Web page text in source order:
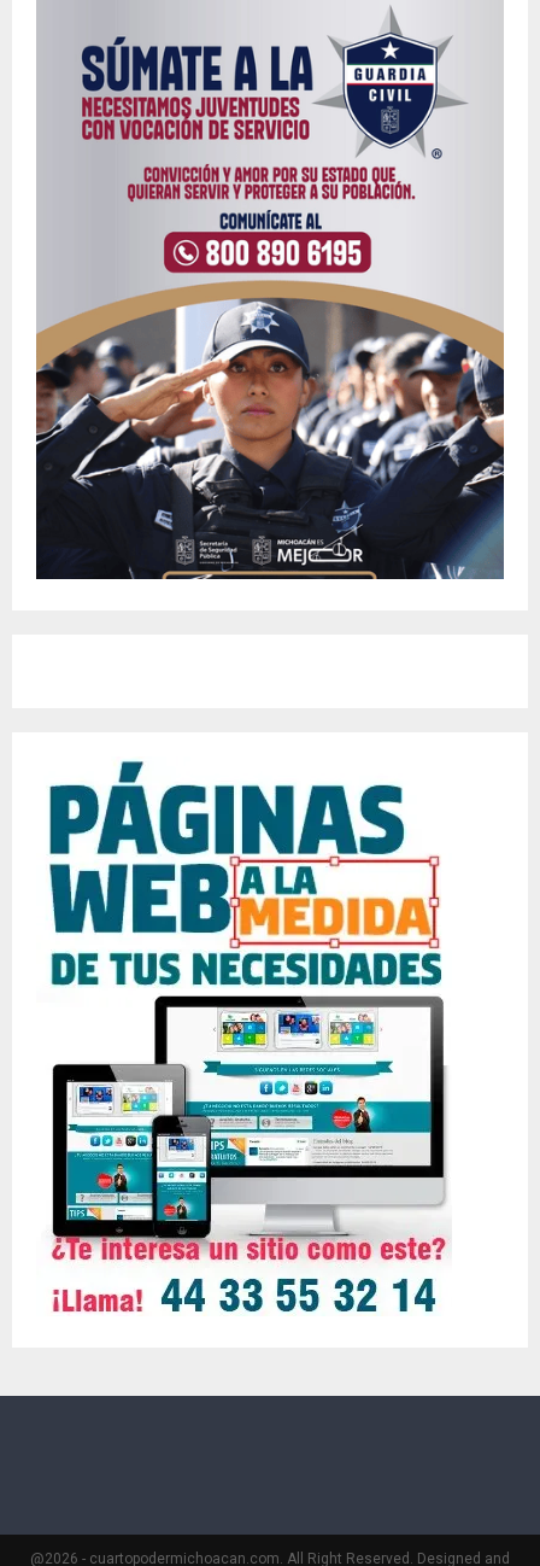
@2026 - cuartopodermichoacan.com. All Right Reserved. Designed and